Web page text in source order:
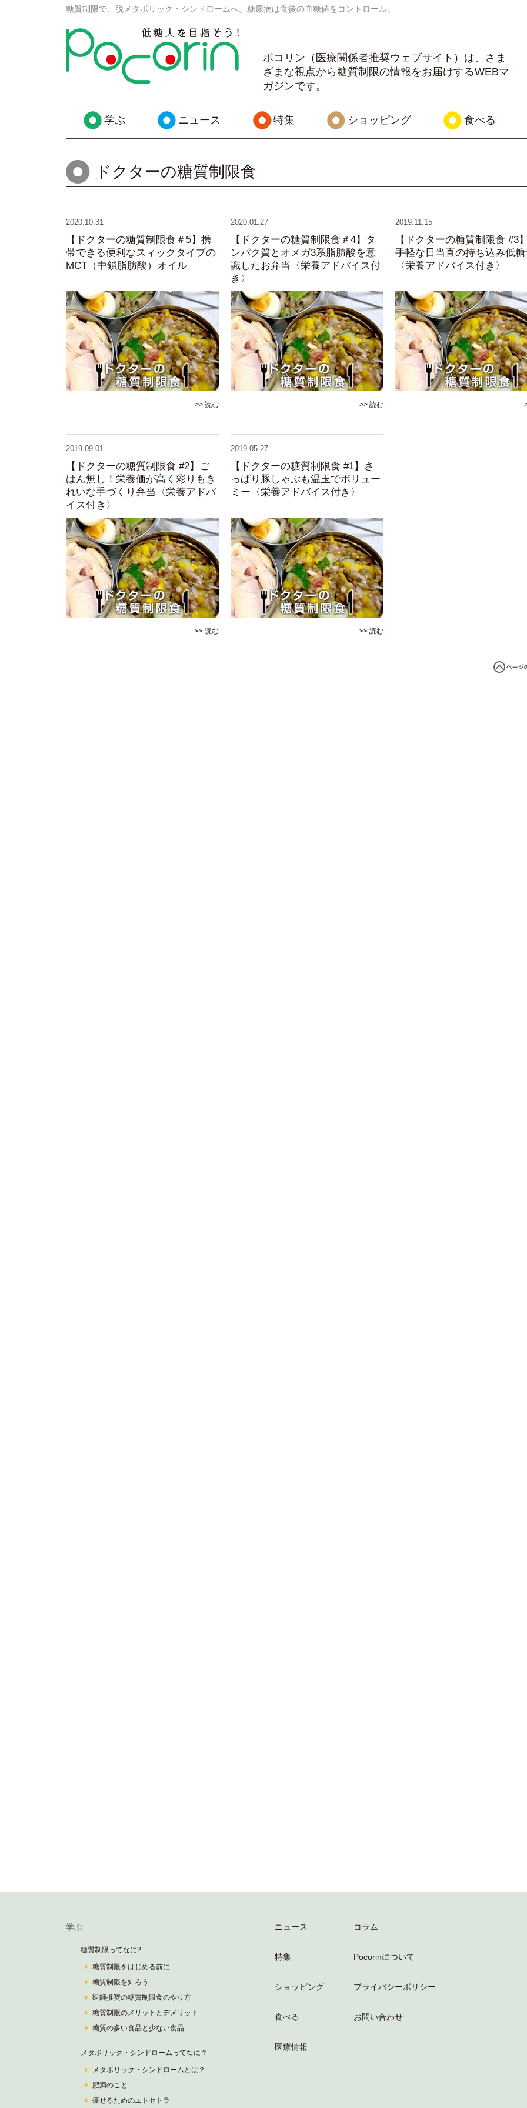
糖質制限で、脱メタボリック・シンドロームへ。糖尿病は食後の血糖値をコントロール。
ポコリン（医療関係者推奨ウェブサイト）は、さま
ざまな視点から糖質制限の情報をお届けするWEBマ
ガジンです。
学ぶ ニュース 特集 ショッピング 食べる
ドクターの糖質制限食
2020.10.31
【ドクターの糖質制限食＃5】携
帯できる便利なスィックタイプの
MCT（中鎖脂肪酸）オイル
>> 読む
2020.01.27
【ドクターの糖質制限食＃4】タ
ンパク質とオメガ3系脂肪酸を意
識したお弁当〈栄養アドバイス付
き〉
>> 読む
2019.11.15
【ドクターの糖質制限食 #3
手軽な日当直の持ち込み低
〈栄養アドバイス付き〉
2019.09.01
【ドクターの糖質制限食 #2】ご
はん無し！栄養価が高く彩りもき
れいな手づくり弁当〈栄養アドバ
イス付き〉
>> 読む
2019.05.27
【ドクターの糖質制限食 #1】さ
っぱり豚しゃぶも温玉でボリュー
ミー〈栄養アドバイス付き〉
>> 読む
学ぶ
糖質制限ってなに?
糖質制限をはじめる前に
糖質制限を知ろう
医師推奨の糖質制限食のやり方
糖質制限のメリットとデメリット
糖質の多い食品と少ない食品
メタボリック・シンドロームってなに？
メタボリック・シンドロームとは？
肥満のこと
痩せるためのエトセトラ
ニュース
特集
ショッピング
食べる
医療情報
コラム
Pocorinについて
プライバシーポリシー
お問い合わせ